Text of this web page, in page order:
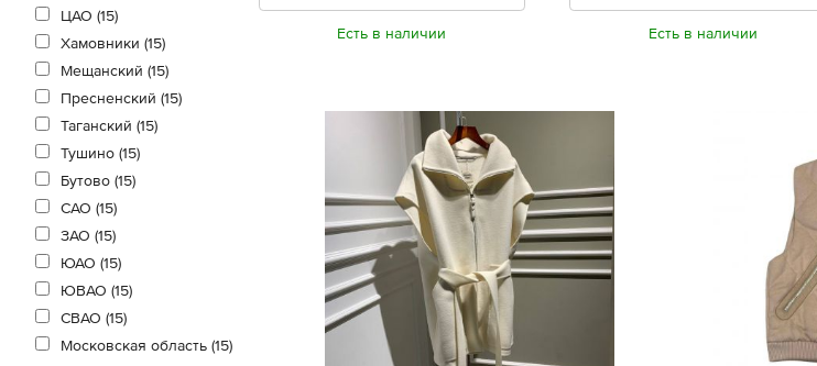
ЦАО (15)
Хамовники (15)
Мещанский (15)
Пресненский (15)
Таганский (15)
Тушино (15)
Бутово (15)
САО (15)
ЗАО (15)
ЮАО (15)
ЮВАО (15)
СВАО (15)
Московская область (15)
Есть в наличии Есть в наличии